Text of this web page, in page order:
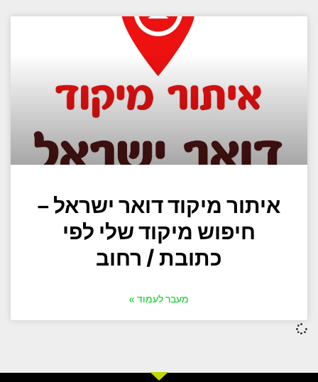
איתור מיקוד דואר ישראל –
חיפוש מיקוד שלי לפי
כתובת / רחוב
מעבר לעמוד »